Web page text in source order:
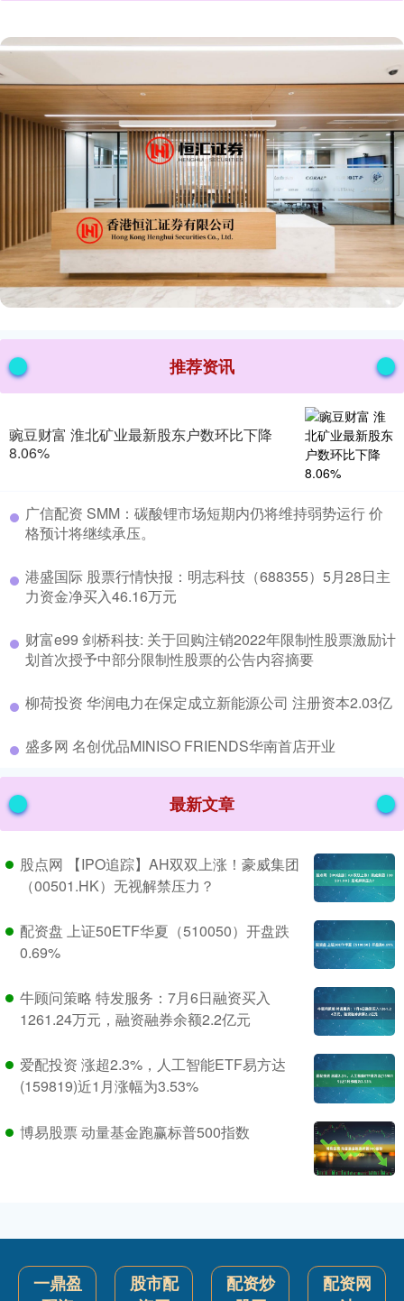
推荐资讯
豌豆财富 淮北矿业最新股东户数环比下降
8.06%
​广信配资 SMM：碳酸锂市场短期内仍将维持弱势运行 价
格预计将继续承压。
​港盛国际 股票行情快报：明志科技（688355）5月28日主
力资金净买入46.16万元
​财富e99 剑桥科技: 关于回购注销2022年限制性股票激励计
划首次授予中部分限制性股票的公告内容摘要
​柳荷投资 华润电力在保定成立新能源公司 注册资本2.03亿
​盛多网 名创优品MINISO FRIENDS华南首店开业
最新文章
股点网 【IPO追踪】AH双双上涨！豪威集团
（00501.HK）无视解禁压力？
配资盘 上证50ETF华夏（510050）开盘跌
0.69%
牛顾问策略 特发服务：7月6日融资买入
1261.24万元，融资融券余额2.2亿元
爱配投资 涨超2.3%，人工智能ETF易方达
(159819)近1月涨幅为3.53%
博易股票 动量基金跑赢标普500指数
一鼎盈
股市配
配资炒
配资网